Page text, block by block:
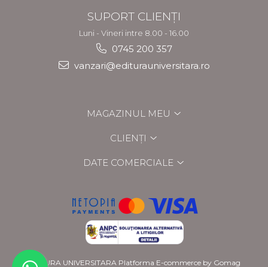
SUPORT CLIENȚI
Luni - Vineri intre 8.00 - 16.00
0745 200 357
vanzari@editurauniversitara.ro
MAGAZINUL MEU
CLIENȚI
DATE COMERCIALE
EDITURA UNIVERSITARA Platforma E-commerce by Gomag